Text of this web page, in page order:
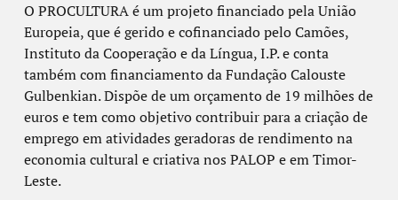
O PROCULTURA é um projeto financiado pela União
Europeia, que é gerido e cofinanciadopelo Camões,
Instituto da Cooperação e da Língua, I.P. e conta
também comfinanciamento da Fundação Calouste
Gulbenkian. Dispõe de um orçamento de 19 milhões de
euros e tem como objetivo contribuir para a criação de
emprego em atividades geradoras de rendimento na
economia cultural e criativa nos PALOP e em Timor-
Leste.